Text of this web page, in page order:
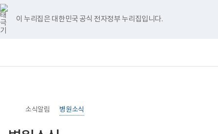
이 누리집은 대한민국 공식 전자정부 누리집입니다.
너
비
767px
이
하
록
검
메
홈
>
소식알림
>
병원소식